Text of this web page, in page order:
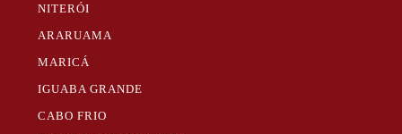
NITERÓI
ARARUAMA
MARICÁ
IGUABA GRANDE
CABO FRIO